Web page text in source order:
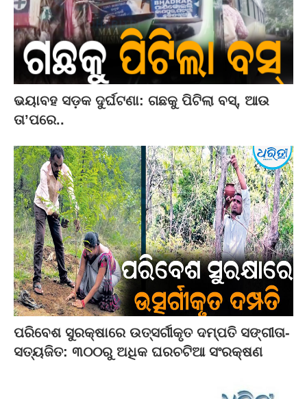
ଭୟାବହ ସଡ଼କ ଦୁର୍ଘଟଣା: ଗଛକୁ ପିଟିଲା ବସ୍‌, ଆଉ
ତା’ପରେ..
ପରିବେଶ ସୁରକ୍ଷାରେ ଉତ୍ସର୍ଗୀକୃତ ଦମ୍ପତି ସଙ୍ଗୀତା-
ସତ୍ୟଜିତ: ୩୦୦ରୁ ଅଧିକ ଘରଚଟିଆ ସଂରକ୍ଷଣ